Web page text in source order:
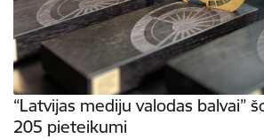
“Latvijas mediju valodas balvai”
205 pieteikumi